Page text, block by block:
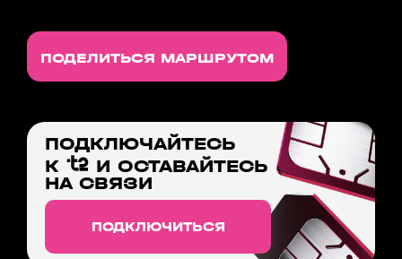
ПОДЕЛИТЬСЯ МАРШРУТОМ
ПОДКЛЮЧАЙТЕСЬ
К
И ОСТАВАЙТЕСЬ
НА СВЯЗИ
ПОДКЛЮЧИТЬСЯ